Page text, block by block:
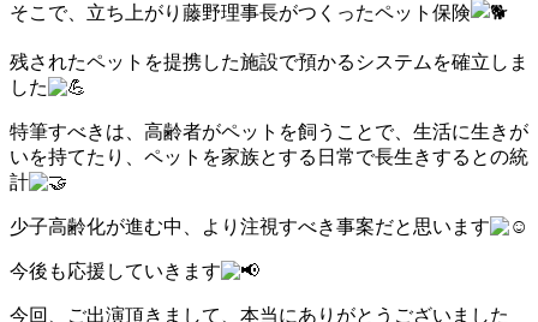
そこで、立ち上がり藤野理事長がつくったペット保険
残されたペットを提携した施設で預かるシステムを確立しま
した
特筆すべきは、高齢者がペットを飼うことで、生活に生きが
いを持てたり、ペットを家族とする日常で長生きするとの統
計
少子高齢化が進む中、より注視すべき事案だと思います
今後も応援していきます
今回、ご出演頂きまして、本当にありがとうございました